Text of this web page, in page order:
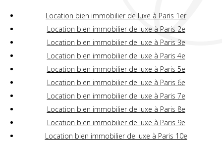
Location bien immobilier de luxe à Paris 1er
Location bien immobilier de luxe à Paris 2e
Location bien immobilier de luxe à Paris 3e
Location bien immobilier de luxe à Paris 4e
Location bien immobilier de luxe à Paris 5e
Location bien immobilier de luxe à Paris 6e
Location bien immobilier de luxe à Paris 7e
Location bien immobilier de luxe à Paris 8e
Location bien immobilier de luxe à Paris 9e
Location bien immobilier de luxe à Paris 10e